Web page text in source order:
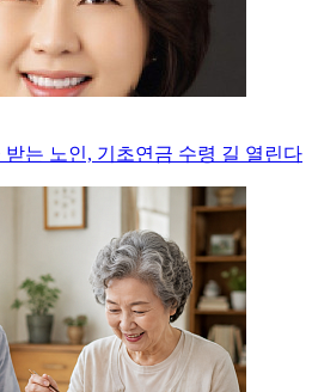
받는 노인, 기초연금 수령 길 열린다